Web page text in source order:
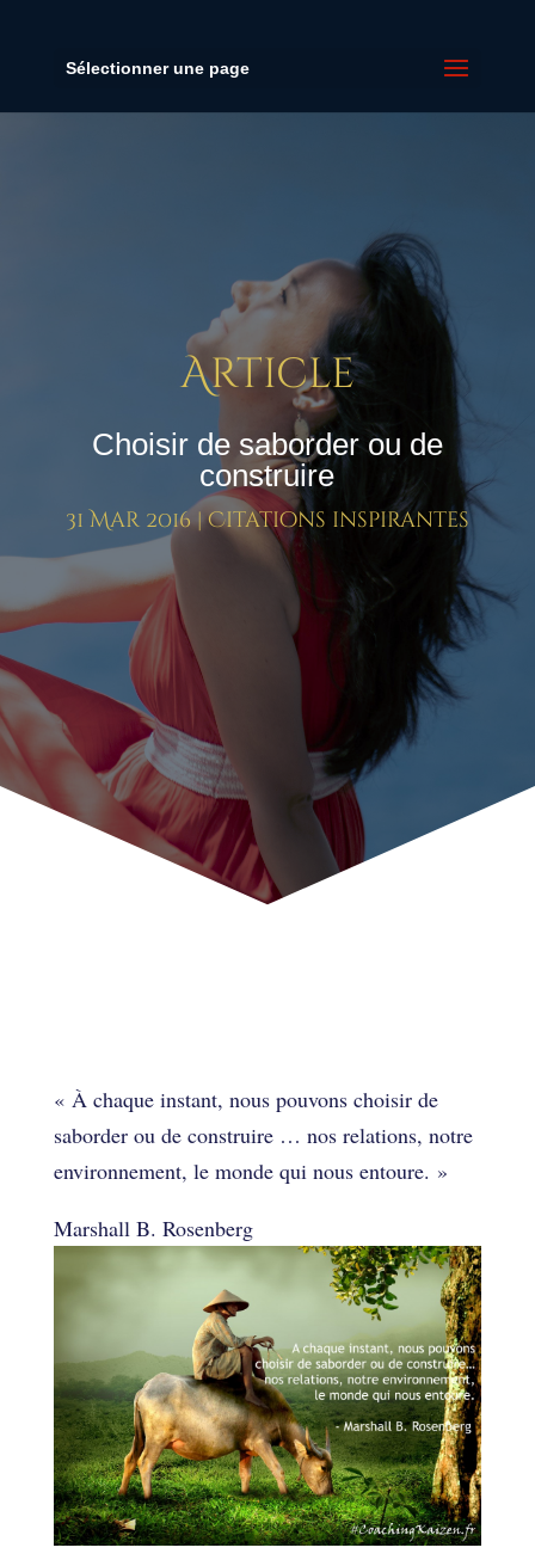
Sélectionner une page
Article
Choisir de saborder ou de
construire
31 Mar 2016|Citations inspirantes
« À chaque instant, nous pouvons choisir de
saborder ou de construire … nos relations, notre
environnement, le monde qui nous entoure. »
Marshall B. Rosenberg